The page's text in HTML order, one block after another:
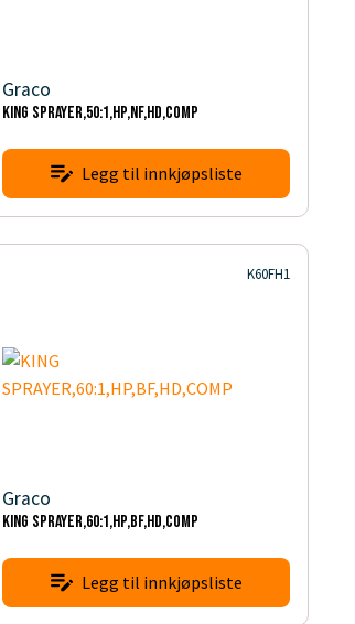
Graco
KING SPRAYER,50:1,HP,NF,HD,COMP
Legg til innkjøpsliste
K60FH1
Graco
KING SPRAYER,60:1,HP,BF,HD,COMP
Legg til innkjøpsliste